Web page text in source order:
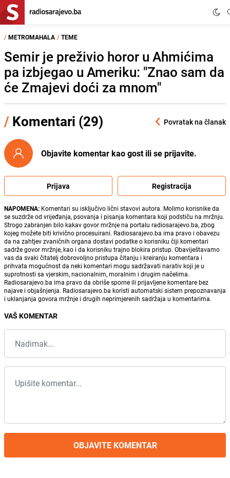
/ METROMAHALA / TEME
Semir je preživio horor u Ahmićima
pa izbjegao u Ameriku: "Znao sam da
će Zmajevi doći za mnom"
/ Komentari (29) Povratak na članak
Objavite komentar kao gost ili se prijavite.
Prijava Registracija
NAPOMENA: Komentari su isključivo lični stavovi autora. Molimo korisnike da
se suzdrže od vrijeđanja, psovanja i pisanja komentara koji podstiču na mržnju.
Strogo zabranjen bilo kakav govor mržnje na portalu radiosarajevo.ba, zbog
kojeg možete biti krivično procesuirani. Radiosarajevo.ba ima pravo i obavezu
da na zahtjev zvaničnih organa dostavi podatke o korisniku čiji komentari
sadrže govor mržnje, kao i da korisniku trajno blokira pristup. Obaviještavamo
vas da svaki čitatelj dobrovoljno pristupa čitanju i kreiranju komentara i
prihvata mogućnost da neki komentari mogu sadržavati narativ koji je u
suprotnosti sa vjerskim, nacionalnim, moralnim i drugim načelima.
Radiosarajevo.ba ima pravo da obriše sporne ili prijavljene komentare bez
najave i objašnjenja. Radiosarajevo.ba koristi automatski sistem prepoznavanja
i uklanjanja govora mržnje i drugih neprimjerenih sadržaja u komentarima.
VAŠ KOMENTAR
OBJAVITE KOMENTAR